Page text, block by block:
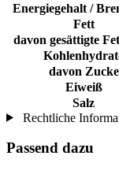
Energiegehalt /
Fett
davon gesättigte
davon
Eiweiß
Salz
Rechtliche
Passend dazu